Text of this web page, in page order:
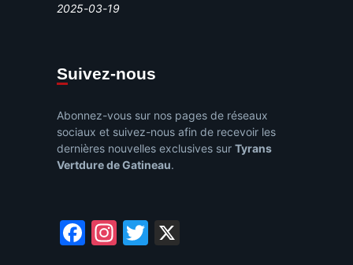
2025-03-19
Suivez-nous
Abonnez-vous sur nos pages de réseaux
sociaux et suivez-nous afin de recevoir les
dernières nouvelles exclusives sur Tyrans
Vertdure de Gatineau.
Facebook
Instagram
Twitter